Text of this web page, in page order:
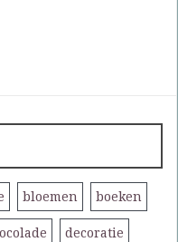
bloemen boeken
decoratie